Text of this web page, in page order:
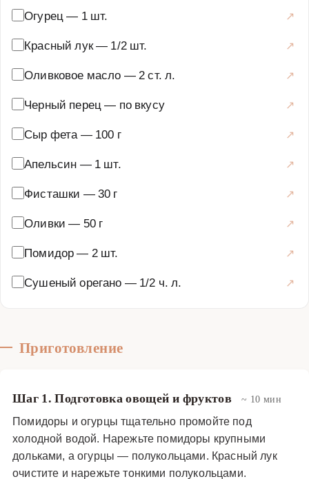
заранее, так как он сохраняет свежесть и вкус в течение
убедитесь, насколько просто создать кулинарный
шедевр из доступных ингредиентов.
Огурец — 1 шт.
Красный лук— 1/2 шт.
Оливковое масло — 2 ст. л.
Черный перец — по вкусу
Сыр фета — 100 г
Апельсин — 1 шт.
Фисташки —30 г
Оливки — 50 г
Помидор— 2 шт.
Сушеный орегано — 1/2 ч. л.
Приготовление
Шаг 1. Подготовка овощей и фруктов ~ 10 мин
Помидоры и огурцы тщательно промойте под
холодной водой. Нарежьте помидоры крупными
дольками, а огурцы — полукольцами. Красный лук
очистите и нарежьте тонкими полукольцами.